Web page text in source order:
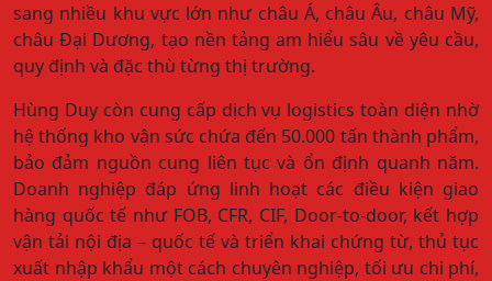
sang nhiều khu vực lớn như châu Á, châu Âu, châu Mỹ,
châu Đại Dương, tạo nền tảng am hiểu sâu về yêu cầu,
quy định và đặc thù từng thị trường.
Hùng Duy còn cung cấp dịch vụ logistics toàn diện nhờ
hệ thống kho vận sức chứa đến 50.000 tấn thành phẩm,
bảo đảm nguồn cung liên tục và ổn định quanh năm.
Doanh nghiệp đáp ứng linh hoạt các điều kiện giao
hàng quốc tế như FOB, CFR, CIF, Door-to-door, kết hợp
vận tải nội địa – quốc tế và triển khai chứng từ, thủ tục
xuất nhập khẩu một cách chuyên nghiệp, tối ưu chi phí,